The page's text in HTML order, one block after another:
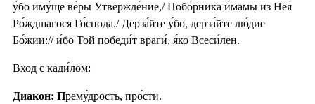
у́бо иму́ще ве́ры Утвержде́ние,/ Побо́рника и́мамы из Нея́
Ро́ждшагося Го́спода./ Дерза́йте у́бо, дерза́йте лю́дие
Бо́жии:// и́бо Той победи́т враги́, я́ко Всеси́лен.
Вход с кади́лом:
Диакон: Прему́дрость, про́сти.